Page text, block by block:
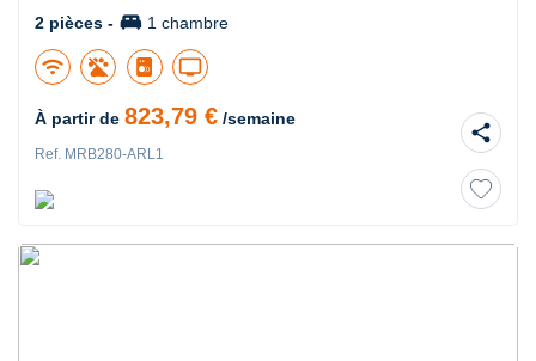
2 pièces - king_bed 1 chambre
wifi tv
À partir de 823,79 € /semaine
Ref. MRB280-ARL1
share